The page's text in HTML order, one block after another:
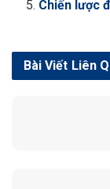
Chiến lược
Liên
Bài Viết